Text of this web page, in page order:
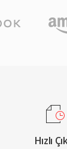
Hızlı